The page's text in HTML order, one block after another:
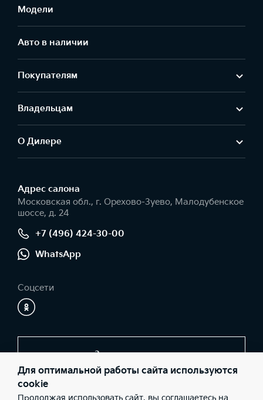
Модели
Авто в наличии
Покупателям
Владельцам
О Дилере
Адрес салонa
Московская обл., г. Орехово-Зуево, Малодубенское
шоссе, д. 24
+7 (496) 424-30-00
WhatsApp
Соцсети
Заказать звонок
Для оптимальной работы сайта используются
cookie
Продолжая использовать сайт, вы соглашаетесь на